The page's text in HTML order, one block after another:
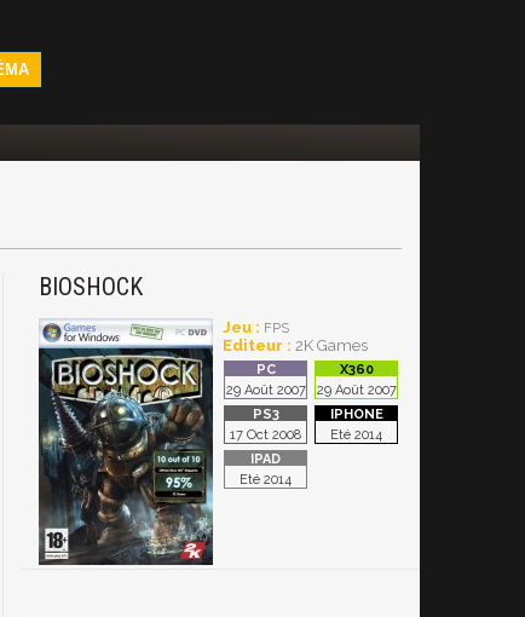
BIOSHOCK
Jeu : FPS
Editeur : 2K Games
29 Août 2007 29 Août 2007
17 Oct 2008 Eté 2014
Eté 2014